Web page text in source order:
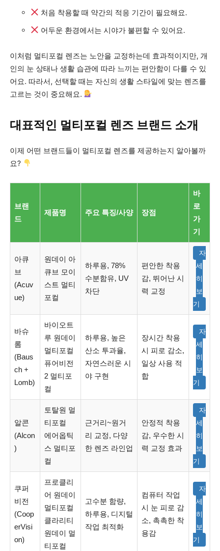
처음 착용할 때 약간의 적응 기간이 필요해요.
어두운 환경에서는 시야가 불편할 수 있어요.
이처럼 멀티포컬 렌즈는 노안을 교정하는데 효과적이지만, 개
인의 눈 상태나 생활 습관에 따라 느끼는 편안함이 다를 수 있
어요. 따라서, 선택할 때는 자신의 생활 스타일에 맞는 렌즈를
고르는 것이 중요해요.
대표적인 멀티포컬 렌즈 브랜드 소개
이제 어떤 브랜드들이 멀티포컬 렌즈를 제공하는지 알아볼까
요?
브랜
드
제품명 주요 특징/사양 장점
바
로
가
기
아큐
브
(Acuv
ue)
원데이 아
큐브 모이
스트 멀티
포컬
하루용, 78%
수분함유, UV
차단
편안한 착용
감, 뛰어난 시
력 교정
자
세
히
보
기
바슈
롬
(Baus
ch +
Lomb)
바이오트
루 원데이
멀티포컬
퓨어비전
2 멀티포
컬
하루용, 높은
산소 투과율,
자연스러운 시
야 구현
장시간 착용
시 피로 감소,
일상 사용 적
합
자
세
히
보
기
알콘
(Alcon
)
토탈원 멀
티포컬
에어옵틱
스 멀티포
컬
근거리~원거
리 교정, 다양
한 렌즈 라인업
안정적 착용
감, 우수한 시
력 교정 효과
자
세
히
보
기
쿠퍼
비전
(Coop
erVisi
on)
프로클리
어 원데이
멀티포컬
클라리티
원데이 멀
티포컬
고수분 함량,
하루용, 디지털
작업 최적화
컴퓨터 작업
시 눈 피로 감
소, 촉촉한 착
용감
자
세
히
보
기